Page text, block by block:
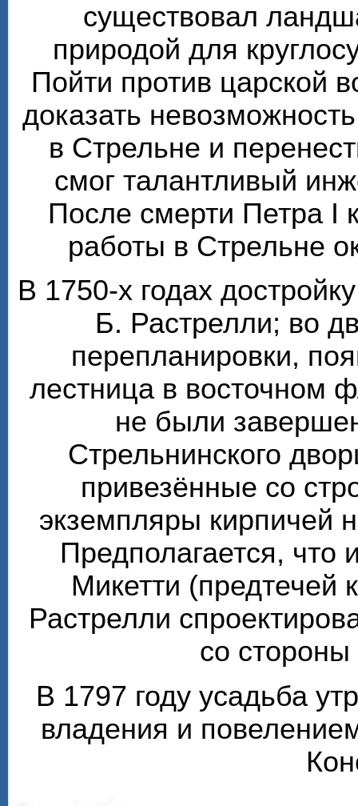
существовал
природой для
Пойти против царской
доказать
в Стрельне и
смог талантливый
После смерти Петра I
работы в Стрельне
В 1750-х годах
Б. Растрелли; во
перепланировки,
лестница в восточном
не были
Стрельнинского
привезённые со
экземпляры кирпичей
Предполагается, что
Микетти (предтечей
Растрелли
со
В 1797 году усадьба
владения и